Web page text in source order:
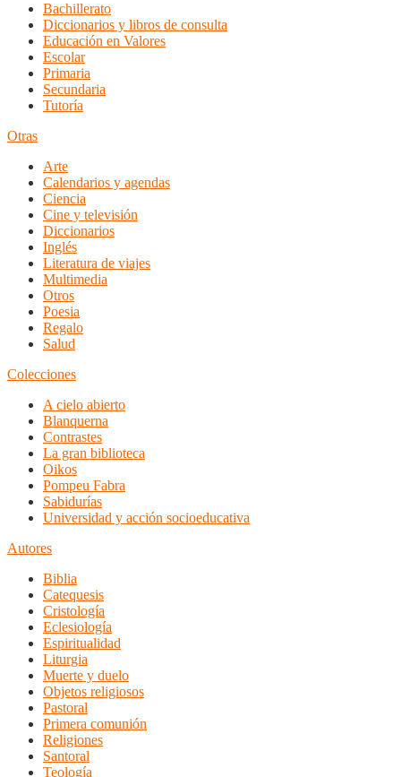
Bachillerato
Diccionarios y libros de consulta
Educación en Valores
Escolar
Primaria
Secundaria
Tutoría
Otras
Arte
Calendarios y agendas
Ciencia
Cine y televisión
Diccionarios
Inglés
Literatura de viajes
Multimedia
Otros
Poesia
Regalo
Salud
Colecciones
A cielo abierto
Blanquerna
Contrastes
La gran biblioteca
Oikos
Pompeu Fabra
Sabidurías
Universidad y acción socioeducativa
Autores
Biblia
Catequesis
Cristología
Eclesiología
Espiritualidad
Liturgia
Muerte y duelo
Objetos religiosos
Pastoral
Primera comunión
Religiones
Santoral
Teología